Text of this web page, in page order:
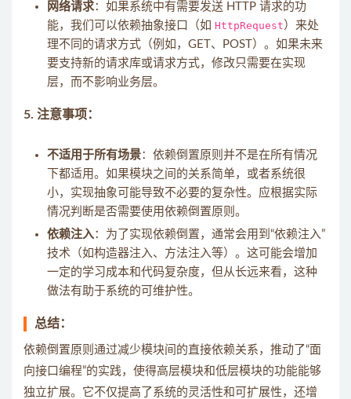
网络请求：如果系统中有需要发送 HTTP 请求的功
能，我们可以依赖抽象接口（如 HttpRequest）来处
理不同的请求方式（例如，GET、POST）。如果未来
要支持新的请求库或请求方式，修改只需要在实现
层，而不影响业务层。
5. 注意事项 ：
不适用于所有场景：依赖倒置原则并不是在所有情况
下都适用。如果模块之间的关系简单，或者系统很
小，实现抽象可能导致不必要的复杂性。应根据实际
情况判断是否需要使用依赖倒置原则。
依赖注入：为了实现依赖倒置，通常会用到“依赖注入”
技术（如构造器注入、方法注入等）。这可能会增加
一定的学习成本和代码复杂度，但从长远来看，这种
做法有助于系统的可维护性。
总结：
依赖倒置原则通过减少模块间的直接依赖关系，推动了“面
向接口编程”的实践，使得高层模块和低层模块的功能能够
独立扩展。它不仅提高了系统的灵活性和可扩展性，还增